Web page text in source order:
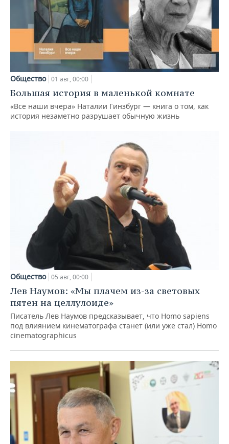
Общество 01 авг, 00:00
Большая история в маленькой комнате
«Все наши вчера» Наталии Гинзбург — книга о том, как
история незаметно разрушает обычную жизнь
Общество 05 авг, 00:00
Лев Наумов: «Мы плачем из-за световых
пятен на целлулоиде»
Писатель Лев Наумов предсказывает, что Homo sapiens
под влиянием кинематографа станет (или уже стал) Homo
cinematographicus